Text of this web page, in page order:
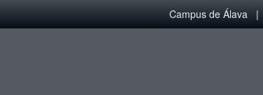
Campus de Álava